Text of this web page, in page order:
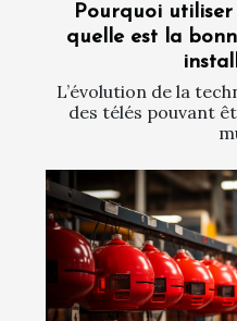
Pourquoi
quelle est la
L’évolution de la
des télés pouvant